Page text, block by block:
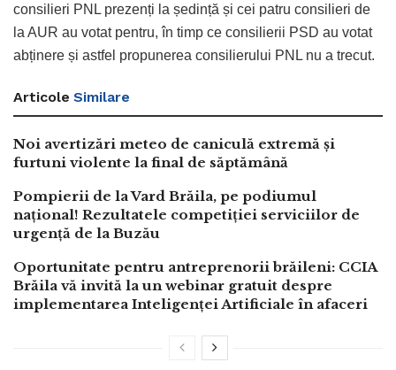
consilieri PNL prezenți la ședință și cei patru consilieri de
la AUR au votat pentru, în timp ce consilierii PSD au votat
abținere și astfel propunerea consilierului PNL nu a trecut.
Articole Similare
Noi avertizări meteo de caniculă extremă și
furtuni violente la final de săptămână
Pompierii de la Vard Brăila, pe podiumul
național! Rezultatele competiției serviciilor de
urgență de la Buzău
Oportunitate pentru antreprenorii brăileni: CCIA
Brăila vă invită la un webinar gratuit despre
implementarea Inteligenței Artificiale în afaceri